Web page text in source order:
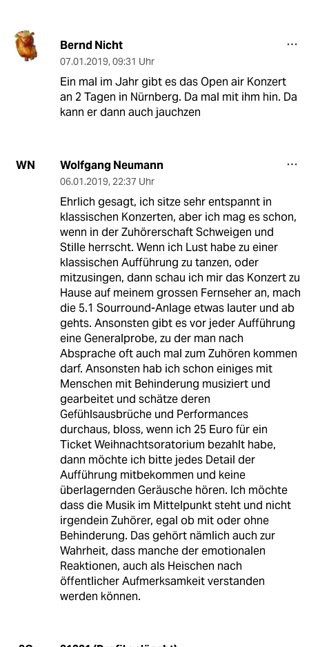
Bernd Nicht
07.01.2019, 09:31 Uhr
Ein mal im Jahr gibt es das Open air Konzert
an 2 Tagen in Nürnberg. Da mal mit ihm hin. Da
kann er dann auch jauchzen
WN Wolfgang Neumann
06.01.2019, 22:37 Uhr
Ehrlich gesagt, ich sitze sehr entspannt in
klassischen Konzerten, aber ich mag es schon,
wenn in der Zuhörerschaft Schweigen und
Stille herrscht. Wenn ich Lust habe zu einer
klassischen Aufführung zu tanzen, oder
mitzusingen, dann schau ich mir das Konzert zu
Hause auf meinem grossen Fernseher an, mach
die 5.1 Sourround-Anlage etwas lauter und ab
gehts. Ansonsten gibt es vor jeder Aufführung
eine Generalprobe, zu der man nach
Absprache oft auch mal zum Zuhören kommen
darf. Ansonsten hab ich schon einiges mit
Menschen mit Behinderung musiziert und
gearbeitet und schätze deren
Gefühlsausbrüche und Performances
durchaus, bloss, wenn ich 25 Euro für ein
Ticket Weihnachtsoratorium bezahlt habe,
dann möchte ich bitte jedes Detail der
Aufführung mitbekommen und keine
überlagernden Geräusche hören. Ich möchte
dass die Musik im Mittelpunkt steht und nicht
irgendein Zuhörer, egal ob mit oder ohne
Behinderung. Das gehört nämlich auch zur
Wahrheit, dass manche der emotionalen
Reaktionen, auch als Heischen nach
öffentlicher Aufmerksamkeit verstanden
werden können.